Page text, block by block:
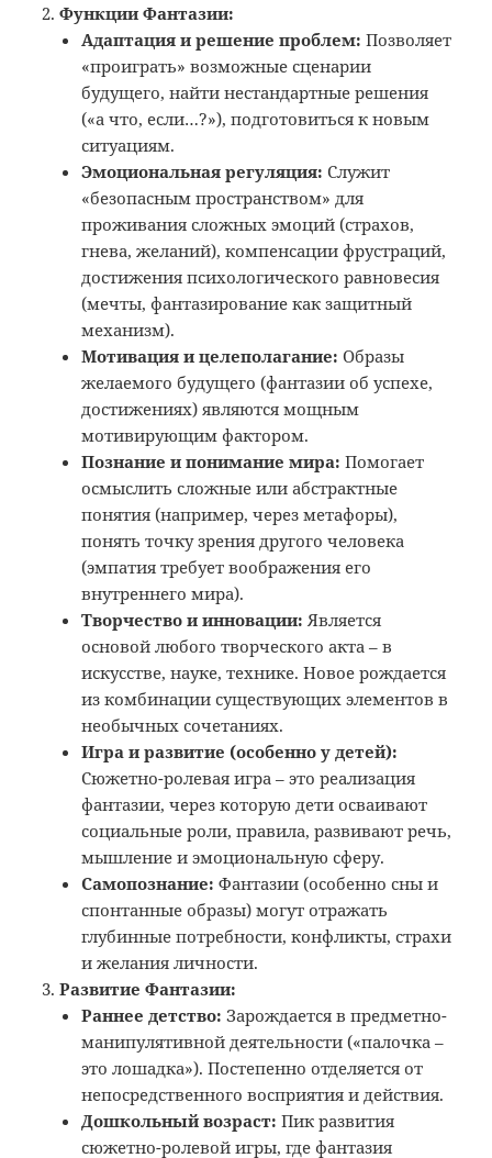
Функции Фантазии:
Адаптация и решение проблем: Позволяет
«проиграть» возможные сценарии
будущего, найти нестандартные решения
(«а что, если…?»), подготовиться к новым
ситуациям.
Эмоциональная регуляция: Служит
«безопасным пространством» для
проживания сложных эмоций (страхов,
гнева, желаний), компенсации фрустраций,
достижения психологического равновесия
(мечты, фантазирование как защитный
механизм).
Мотивация и целеполагание: Образы
желаемого будущего (фантазии об успехе,
достижениях) являются мощным
мотивирующим фактором.
Познание и понимание мира: Помогает
осмыслить сложные или абстрактные
понятия (например, через метафоры),
понять точку зрения другого человека
(эмпатия требует воображения его
внутреннего мира).
Творчество и инновации: Является
основой любого творческого акта – в
искусстве, науке, технике. Новое рождается
из комбинации существующих элементов в
необычных сочетаниях.
Игра и развитие (особенно у детей):
Сюжетно-ролевая игра – это реализация
фантазии, через которую дети осваивают
социальные роли, правила, развивают речь,
мышление и эмоциональную сферу.
Самопознание: Фантазии (особенно сны и
спонтанные образы) могут отражать
глубинные потребности, конфликты, страхи
и желания личности.
Развитие Фантазии:
Раннее детство: Зарождается в предметно-
манипулятивной деятельности («палочка –
это лошадка»). Постепенно отделяется от
непосредственного восприятия и действия.
Дошкольный возраст: Пик развития
сюжетно-ролевой игры, где фантазия